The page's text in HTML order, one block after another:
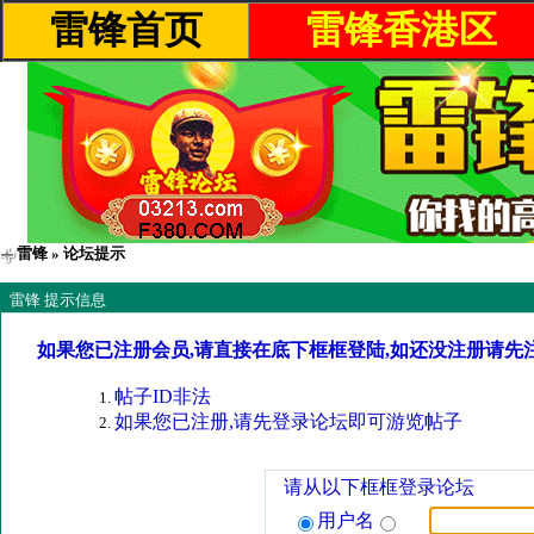
雷锋首页 雷锋香港区
雷锋 » 论坛提示
雷锋 提示信息
如果您已注册会员,请直接在底下框框登陆,如还没注册请先
帖子ID非法
如果您已注册,请先登录论坛即可游览帖子
请从以下框框登录论坛
用户名